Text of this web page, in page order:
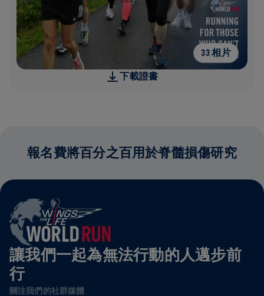
33 相片
下載證書
報名費將百分之百用於脊髓損傷研究
讓我們一起為無法行動的人邁步前
行
關注我們的社群媒體